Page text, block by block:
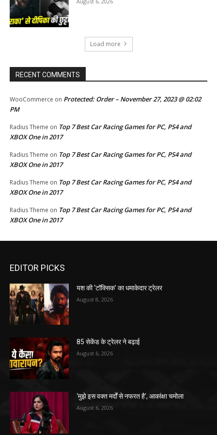
Load more
RECENT COMMENTS
WooCommerce on Protected: Order – November 27, 2023 @ 02:02
PM
Radius Theme on Top 7 Best Car Racing Games for PC, PS4 and
XBOX One in 2017
Radius Theme on Top 7 Best Car Racing Games for PC, PS4 and
XBOX One in 2017
Radius Theme on Top 7 Best Car Racing Games for PC, PS4 and
XBOX One in 2017
Radius Theme on Top 7 Best Car Racing Games for PC, PS4 and
XBOX One in 2017
EDITOR PICKS
यश की ‘टॉक्सिक’ का धमाकेदार ट्रेलर
August 8, 2026
85 सेकेंड के ट्रेलर ने बढ़ाई
August 6, 2026
‘मुझे इस वक्त मर्दों से नफरत है’, आकांक्षा चमोला
August 6, 2026